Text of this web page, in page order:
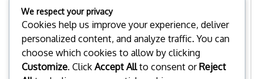
We respect your privacy
Cookies help us improve your experience, deliver
personalized content, and analyze traffic. You can
choose which cookies to allow by clicking
Customize. Click Accept Allto consent orReject